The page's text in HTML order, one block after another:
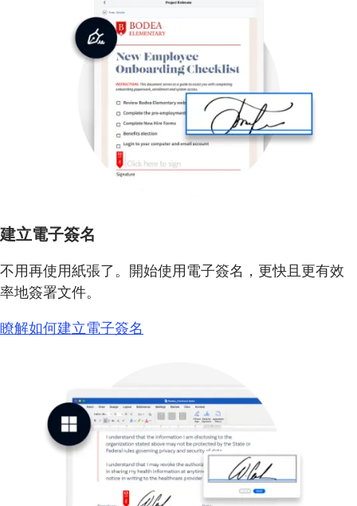
建立電子簽名
不用再使用紙張了。開始使用電子簽名，更快且更有效
率地簽署文件。
瞭解如何建立電子簽名